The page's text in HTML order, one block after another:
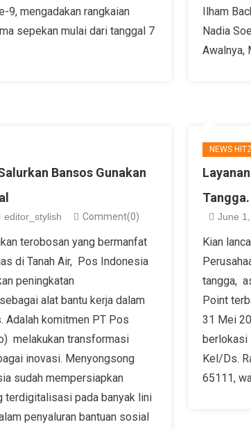
9, mengadakan rangkaian
sepekan mulai dari tanggal 7
Ilham
Nadia
Awalnya,
Bansos Gunakan
editor_stylish Comment(0)
terobosan yang bermanfat
di Tanah Air, Pos Indonesia
peningkatan
alat bantu kerja dalam
Adalah komitmen PT Pos
melakukan transformasi
inovasi. Menyongsong
sudah mempersiapkan
terdigitalisasi pada banyak lini
penyaluran bantuan sosial
NEWS HITZ
June
Kian
tangga,
Point
31 Mei
berlokasi
Kel/Ds.
65111,